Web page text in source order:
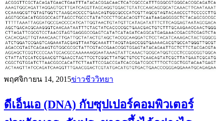
พฤศจิกายน 14, 2015ข่าวชีววิทยา
ดีเอ็นเอ (DNA) กับซุปเปอร์คอมพิวเตอร์